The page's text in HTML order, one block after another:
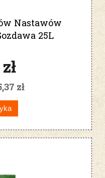
Nastawów
25L
zł